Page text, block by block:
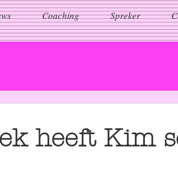
Coaching Spreker
heeft Kim